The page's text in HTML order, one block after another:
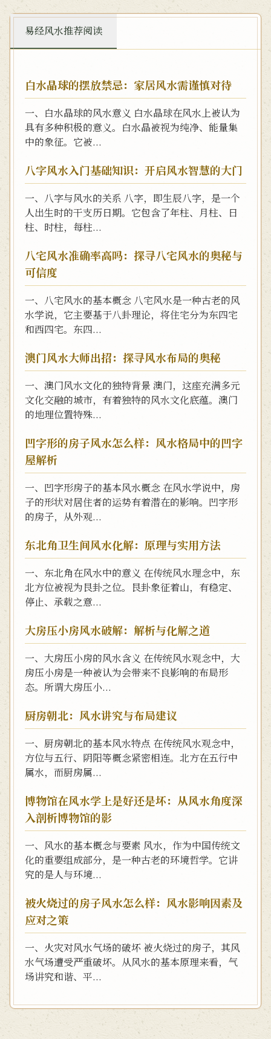
易经风水推荐阅读
白水晶球的摆放禁忌：家居风水需谨慎对待
一、白水晶球的风水意义 白水晶球在风水上被认为
具有多种积极的意义。白水晶被视为纯净、能量集
中的象征。它被...
八字风水入门基础知识：开启风水智慧的大门
一、八字与风水的关系 八字，即生辰八字，是一个
人出生时的干支历日期。它包含了年柱、月柱、日
柱、时柱，每柱...
八宅风水准确率高吗：探寻八宅风水的奥秘与
可信度
一、八宅风水的基本概念 八宅风水是一种古老的风
水学说，它主要基于八卦理论，将住宅分为东四宅
和西四宅。东四...
澳门风水大师出招：探寻风水布局的奥秘
一、澳门风水文化的独特背景 澳门，这座充满多元
文化交融的城市，有着独特的风水文化底蕴。澳门
的地理位置特殊...
凹字形的房子风水怎么样：风水格局中的凹字
屋解析
一、凹字形房子的基本风水概念 在风水学说中，房
子的形状对居住者的运势有着潜在的影响。凹字形
的房子，从外观...
东北角卫生间风水化解：原理与实用方法
一、东北角在风水中的意义 在传统风水理念中，东
北方位被视为艮卦之位。艮卦象征着山，有稳定、
停止、承载之意...
大房压小房风水破解：解析与化解之道
一、大房压小房的风水含义 在传统风水观念中，大
房压小房是一种被认为会带来不良影响的布局形
态。所谓大房压小...
厨房朝北：风水讲究与布局建议
一、厨房朝北的基本风水特点 在传统风水观念中，
方位与五行、阴阳等概念紧密相连。北方在五行中
属水，而厨房属...
博物馆在风水学上是好还是坏：从风水角度深
入剖析博物馆的影
一、风水的基本概念与要素 风水，作为中国传统文
化的重要组成部分，是一种古老的环境哲学。它讲
究的是人与环境...
被火烧过的房子风水怎么样：风水影响因素及
应对之策
一、火灾对风水气场的破坏 被火烧过的房子，其风
水气场遭受严重破坏。从风水的基本原理来看，气
场讲究和谐、平...